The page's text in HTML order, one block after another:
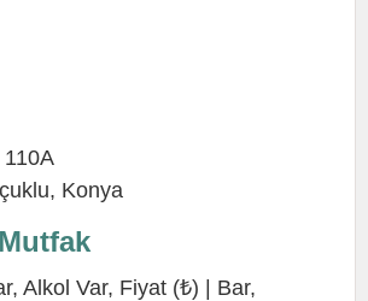
, Konya
Alkol Var, Fiyat (₺) | Bar,